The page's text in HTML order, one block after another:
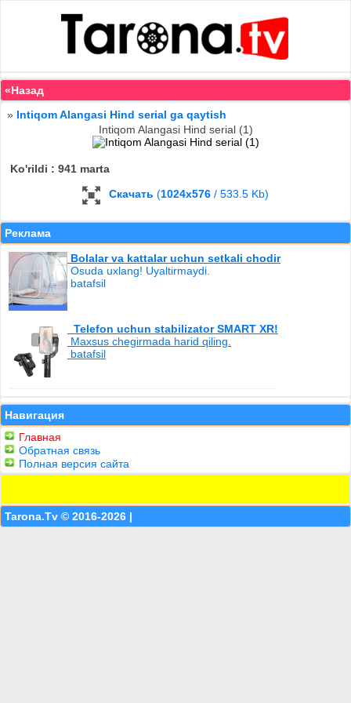
«Назад
» Intiqom Alangasi Hind serial ga qaytish
Intiqom Alangasi Hind serial (1)
Ko'rildi : 941 marta
Скачать (1024x576 / 533.5 Kb)
Реклама
Bolalar va kattalar uchun setkali chodir
Osuda uxlang! Uyaltirmaydi.
batafsil
Telefon uchun stabilizator SMART XR!
Maxsus chegirmada harid qiling.
batafsil
Навигация
Главная
Обратная связь
Полная версия сайта
Tarona.Tv © 2016-2026 |